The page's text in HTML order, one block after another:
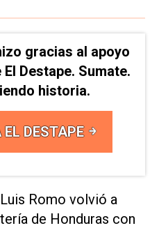
gracias al apoyo
Destape. Sumate.
historia.
DESTAPE
Romo volvió a
de Honduras con